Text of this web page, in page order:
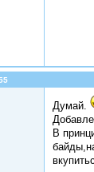
Думай.
В